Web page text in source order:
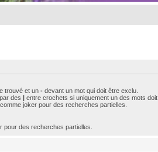
trouvé et un - devant un mot qui doit être exclu.
des | entre crochets si uniquement un des mots doit
joker pour des recherches partielles.
pour des recherches partielles.